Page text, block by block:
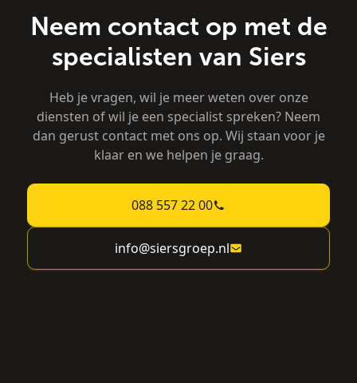
Neem contact op met de
specialisten van Siers
Heb je vragen, wil je meer weten over onze
diensten of wil je een specialist spreken? Neem
dan gerust contact met ons op. Wij staan voor je
klaar en we helpen je graag.
088 557 22 00
info@siersgroep.nl